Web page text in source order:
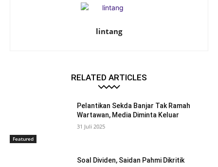
lintang
RELATED ARTICLES
Featured
Pelantikan Sekda Banjar Tak Ramah
Wartawan, Media Diminta Keluar
31 Juli 2025
Soal Dividen, Saidan Pahmi Dikritik